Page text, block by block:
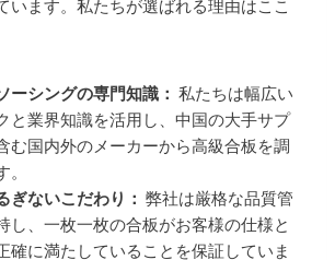
います。私たちが選ばれる理由はここ
ーシングの専門知識： 私たちは幅広い
と業界知識を活用し、中国の大手サプ
む国内外のメーカーから高級合板を調
ぎないこだわり： 弊社は厳格な品質管
し、一枚一枚の合板がお客様の仕様と
確に満たしていることを保証していま